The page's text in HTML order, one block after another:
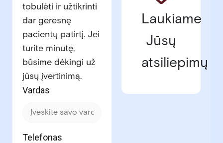
tobulėti ir užtikrinti
dar geresnę
pacientų patirtį. Jei
turite minutę,
būsime dėkingi už
jūsų įvertinimą.
Vardas
Telefonas
Laukiame
Jūsų
atsiliepimų